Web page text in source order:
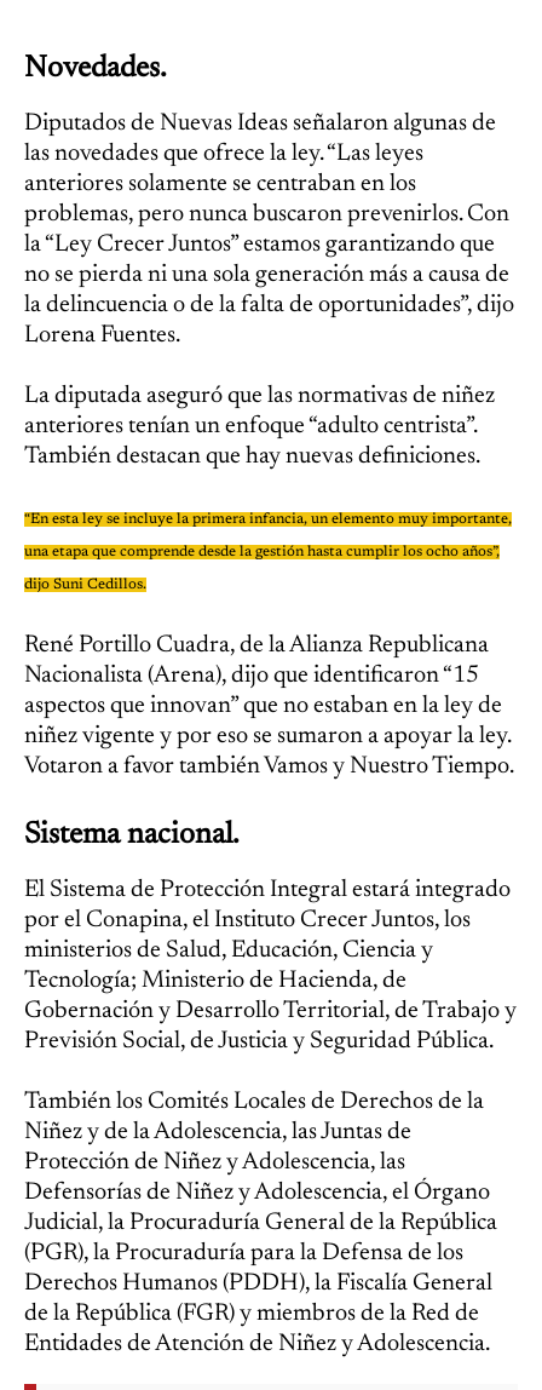
Novedades.
Diputados de Nuevas Ideas señalaron algunas de
las novedades que ofrece la ley. “Las leyes
anteriores solamente se centraban en los
problemas, pero nunca buscaron prevenirlos. Con
la “Ley Crecer Juntos” estamos garantizando que
no se pierda ni una sola generación más a causa de
la delincuencia o de la falta de oportunidades”, dijo
Lorena Fuentes.
La diputada aseguró que las normativas de niñez
anteriores tenían un enfoque “adulto centrista”.
También destacan que hay nuevas definiciones.
“En esta ley se incluye la primera infancia, un elemento muy importante,
una etapa que comprende desde la gestión hasta cumplir los ocho años”,
dijo Suni Cedillos.
René Portillo Cuadra, de la Alianza Republicana
Nacionalista (Arena), dijo que identificaron “15
aspectos que innovan” que no estaban en la ley de
niñez vigente y por eso se sumaron a apoyar la ley.
Votaron a favor también Vamos y Nuestro Tiempo.
Sistema nacional.
El Sistema de Protección Integral estará integrado
por el Conapina, el Instituto Crecer Juntos, los
ministerios de Salud, Educación, Ciencia y
Tecnología; Ministerio de Hacienda, de
Gobernación y Desarrollo Territorial, de Trabajo y
Previsión Social, de Justicia y Seguridad Pública.
También los Comités Locales de Derechos de la
Niñez y de la Adolescencia, las Juntas de
Protección de Niñez y Adolescencia, las
Defensorías de Niñez y Adolescencia, el Órgano
Judicial, la Procuraduría General de la República
(PGR), la Procuraduría para la Defensa de los
Derechos Humanos (PDDH), la Fiscalía General
de la República (FGR) y miembros de la Red de
Entidades de Atención de Niñez y Adolescencia.